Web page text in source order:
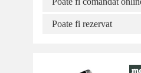
Poate fi rezervat